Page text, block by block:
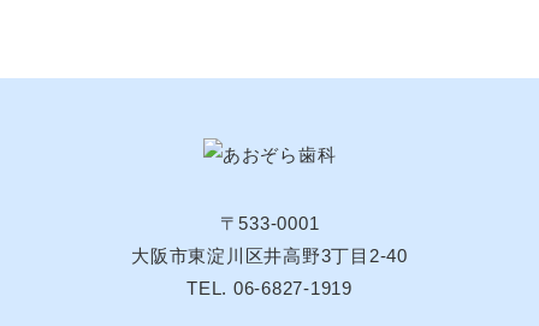
〒533-0001
大阪市東淀川区井高野3丁目2-40
TEL. 06-6827-1919